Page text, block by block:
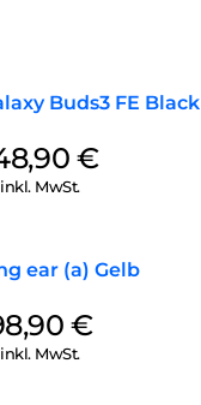
Buds3 FE Black
€
inkl. MwSt.
ear (a) Gelb
€
inkl. MwSt.